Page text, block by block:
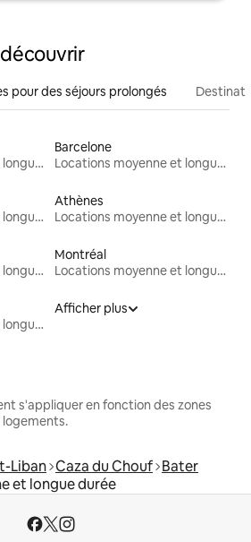
pour des séjours prolongés
Locations moyenne et longue durée
Barcelone
Locations moyenne et longue durée
Locations moyenne et longue durée
Athènes
Locations moyenne et longue durée
Locations moyenne et longue durée
Montréal
Locations moyenne et longue durée
Locations moyenne et longue durée
Afficher plus
s'appliquer en fonction des zones
Liban Caza du Chouf Bater
et longue durée